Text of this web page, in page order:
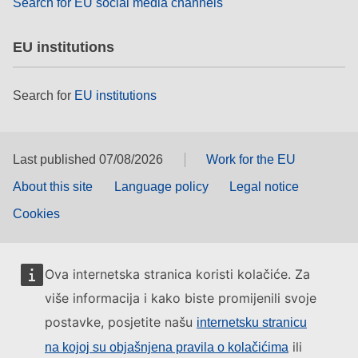
Ova internetska stranica koristi kolačiće. Za
više informacija i kako biste promijenili svoje
postavke, posjetite našu internetsku stranicu
na kojoj su objašnjena pravila o kolačićima ili
Search for EU social media channels
EU institutions
Search for EU institutions
Last published 07/08/2026
Work for the EU
About this site
Language policy
Legal notice
Cookies